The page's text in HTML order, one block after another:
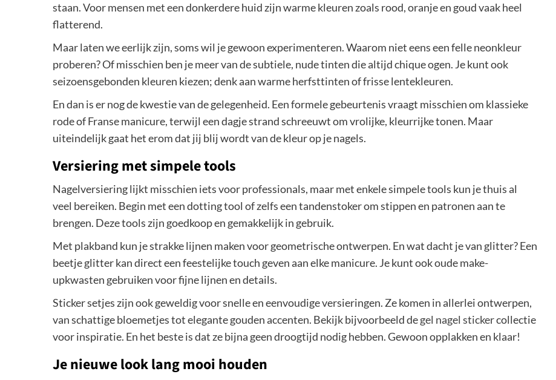
staan. Voor mensen met een donkerdere huid zijn warme kleuren zoals rood, oranje en goud vaak heel
flatterend.
Maar laten we eerlijk zijn, soms wil je gewoon experimenteren. Waarom niet eens een felle neonkleur
proberen? Of misschien ben je meer van de subtiele, nude tinten die altijd chique ogen. Je kunt ook
seizoensgebonden kleuren kiezen; denk aan warme herfsttinten of frisse lentekleuren.
En dan is er nog de kwestie van de gelegenheid. Een formele gebeurtenis vraagt misschien om klassieke
rode of Franse manicure, terwijl een dagje strand schreeuwt om vrolijke, kleurrijke tonen. Maar
uiteindelijk gaat het erom dat jij blij wordt van de kleur op je nagels.
Versiering met simpele tools
Nagelversiering lijkt misschien iets voor professionals, maar met enkele simpele tools kun je thuis al
veel bereiken. Begin met een dotting tool of zelfs een tandenstoker om stippen en patronen aan te
brengen. Deze tools zijn goedkoop en gemakkelijk in gebruik.
Met plakband kun je strakke lijnen maken voor geometrische ontwerpen. En wat dacht je van glitter? Een
beetje glitter kan direct een feestelijke touch geven aan elke manicure. Je kunt ook oude make-
upkwasten gebruiken voor fijne lijnen en details.
Sticker setjes zijn ook geweldig voor snelle en eenvoudige versieringen. Ze komen in allerlei ontwerpen,
van schattige bloemetjes tot elegante gouden accenten. Bekijk bijvoorbeeld degel nagel stickercollectie
voor inspiratie. En het beste is dat ze bijna geen droogtijd nodig hebben. Gewoon opplakken en klaar!
Je nieuwe look lang mooi houden